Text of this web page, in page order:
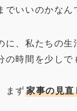
いいのかなん
に、私たちの
の時間を少しで
まず 家事の見